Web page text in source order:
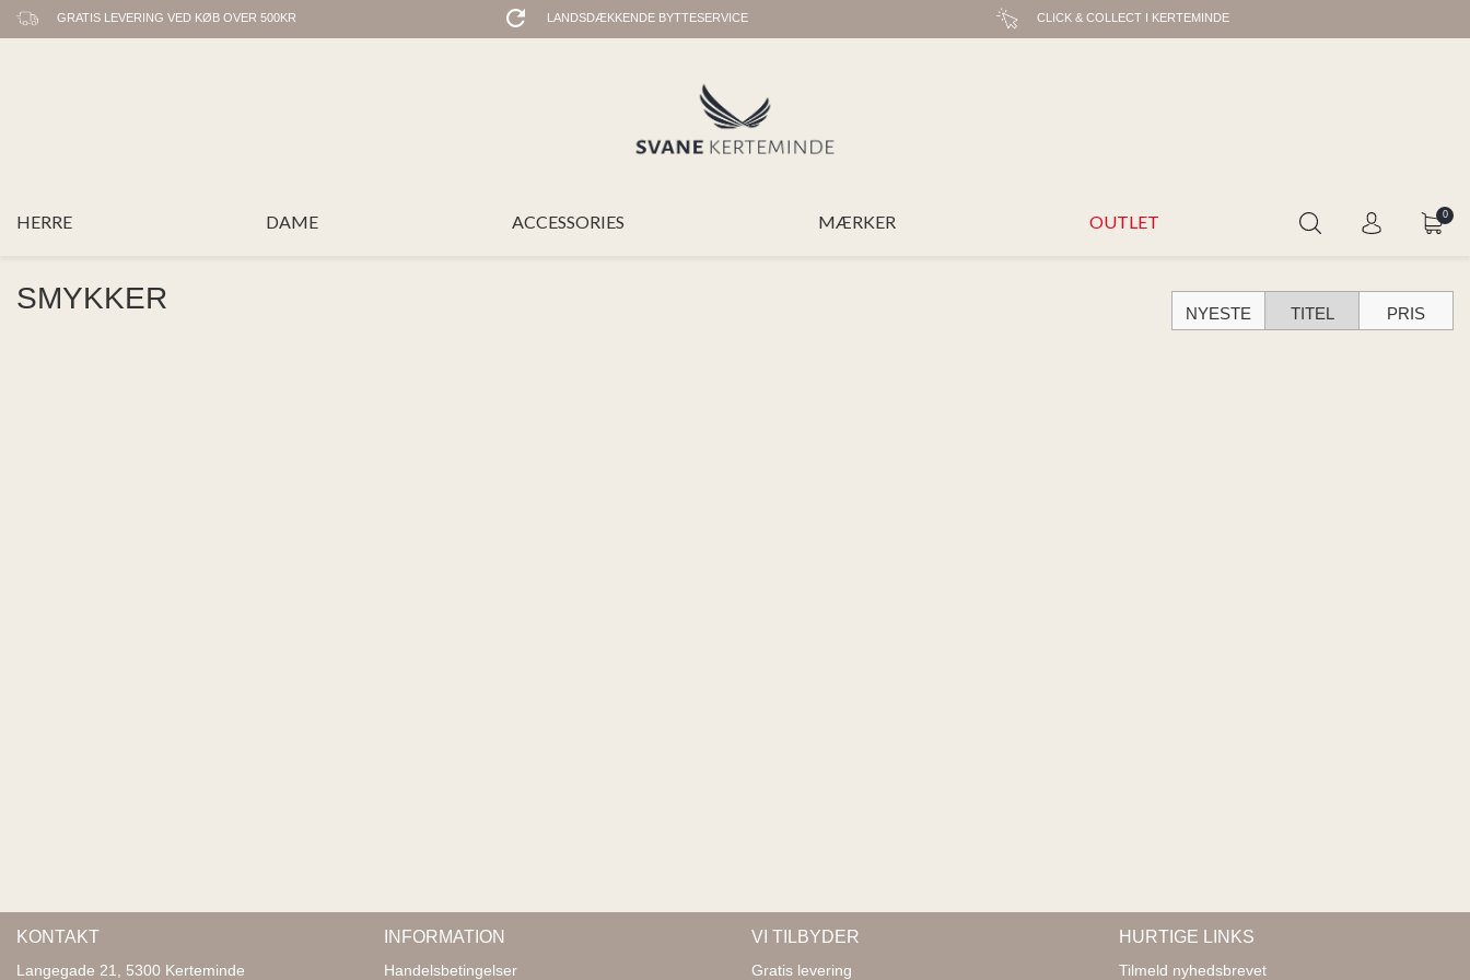
GRATIS LEVERING VED KØB OVER 500KR LANDSDÆKKENDE BYTTESERVICE CLICK & COLLECT I KERTEMINDE
HERRE DAME ACCESSORIES MÆRKER OUTLET 0
SMYKKER NYESTE TITEL PRIS
KONTAKT
Langegade 21, 5300 Kerteminde
INFORMATION
Handelsbetingelser
VI TILBYDER
Gratis levering
HURTIGE LINKS
Tilmeld nyhedsbrevet